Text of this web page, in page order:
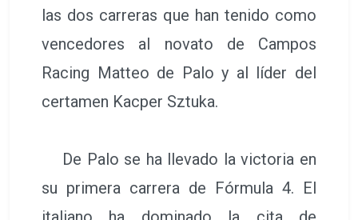
las dos carreras que han tenido como
vencedores al novato de Campos
Racing Matteo de Palo y al líder del
certamen Kacper Sztuka.
De Palo se ha llevado la victoria en
su primera carrera de Fórmula 4. El